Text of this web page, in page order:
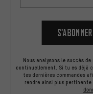
Nous analysons le succès
continuellement. Si tu es déjà
tes dernières commandes
rendre ainsi plus pertinente